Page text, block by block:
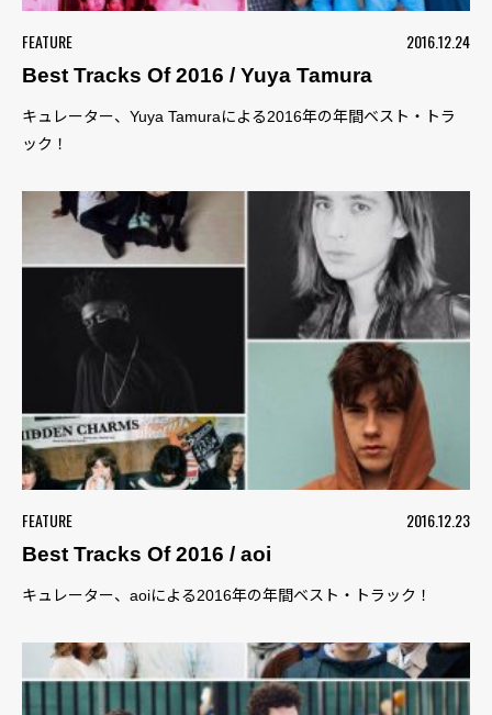
FEATURE
2016.12.24
Best Tracks Of 2016 / Yuya Tamura
キュレーター、Yuya Tamuraによる2016年の年間ベスト・トラ
ック！
FEATURE
2016.12.23
Best Tracks Of 2016 / aoi
キュレーター、aoiによる2016年の年間ベスト・トラック！